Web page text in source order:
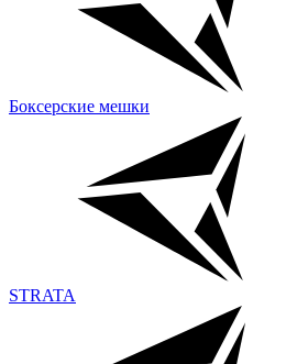
Боксерские мешки
STRATA